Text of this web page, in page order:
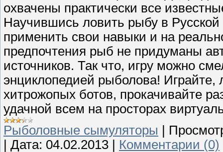
охвачены практически все
Научившись ловить рыбу в
применить свои навыки и на
предпочтения рыб не придуманы
источников. Так что, игру можно
энциклопедией рыболова!
хитрожопых ботов, прокачивайте
удачной всем на просторах
Рыболовные сымуляторы
Дата: 04.02.2013
Комментарии (0)